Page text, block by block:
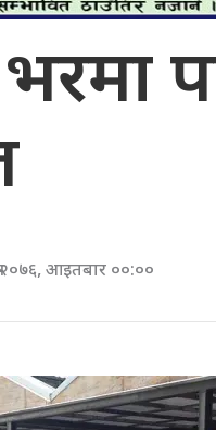
२०७६, आइतबार ००:००